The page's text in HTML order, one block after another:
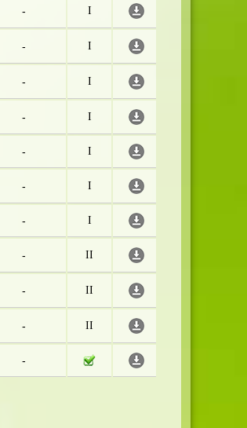
- I
- I
- I
- I
- I
- I
- I
- II
- II
- II
-